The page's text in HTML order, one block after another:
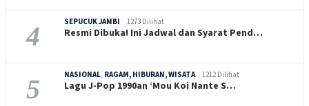
4 SEPUCUK JAMBI 1273 Dilihat
Resmi Dibuka! Ini Jadwal dan Syarat Pend…
5 NASIONAL, RAGAM, HIBURAN, WISATA 1212 Dilihat
Lagu J-Pop 1990an ‘Mou Koi Nante S…